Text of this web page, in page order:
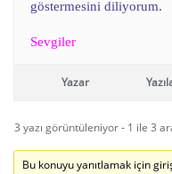
göstermesini diliyorum.
Sevgiler
Yazar
3 yazı görüntüleniyor - 1 ile 3
Bu konuyu yanıtlamak için